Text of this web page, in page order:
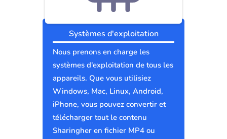
Systèmes d'exploitation
Nous prenons en charge les
systèmes d'exploitation de tous les
appareils. Que vous utilisiez
Windows, Mac, Linux, Android,
iPhone, vous pouvez convertir et
télécharger tout le contenu
Sharingher en fichier MP4 ou